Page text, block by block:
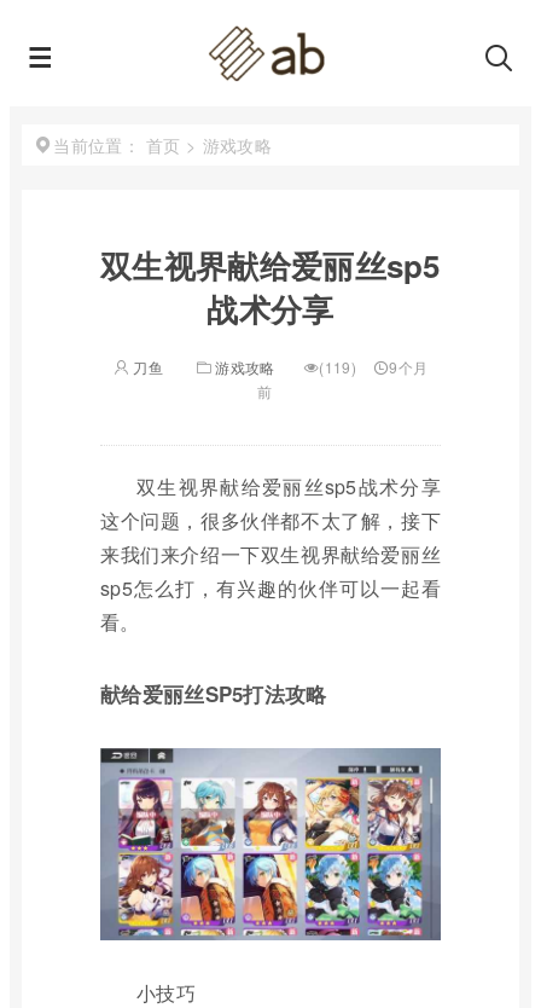
当前位置： 首页 > 游戏攻略
双生视界献给爱丽丝sp5
战术分享
刀鱼 游戏攻略 (119)
9个月
前
双生视界献给爱丽丝sp5战术分享
这个问题，很多伙伴都不太了解，接下
来我们来介绍一下双生视界献给爱丽丝
sp5怎么打，有兴趣的伙伴可以一起看
看。
献给爱丽丝SP5打法攻略
小技巧